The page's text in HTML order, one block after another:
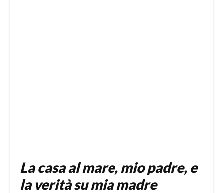
La casa al mare, mio padre, e
la verità su mia madre